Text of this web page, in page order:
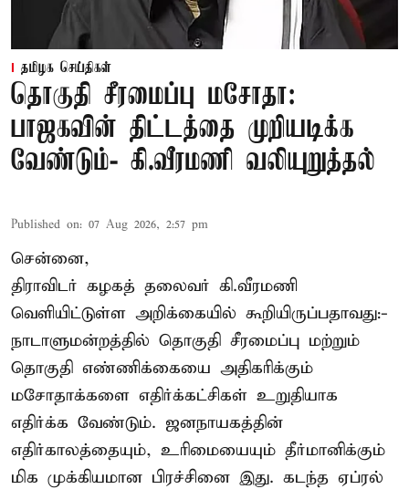
தமிழக செய்திகள்
தொகுதி சீரமைப்பு மசோதா:
பாஜகவின் திட்டத்தை முறியடிக்க
வேண்டும்- கி.வீரமணி வலியுறுத்தல்
Published on: 07 Aug 2026, 2:57 pm
சென்னை,
திராவிடர் கழகத் தலைவர் கி.வீரமணி
வெளியிட்டுள்ள அறிக்கையில் கூறியிருப்பதாவது:-
நாடாளுமன்றத்தில் தொகுதி சீரமைப்பு மற்றும்
தொகுதி எண்ணிக்கையை அதிகரிக்கும்
மசோதாக்களை எதிர்க்கட்சிகள் உறுதியாக
எதிர்க்க வேண்டும். ஜனநாயகத்தின்
எதிர்காலத்தையும், உரிமையையும் தீர்மானிக்கும்
மிக முக்கியமான பிரச்சினை இது. கடந்த ஏப்ரல்